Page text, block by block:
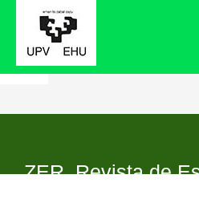
ZER. Revista de
Inicio Archivos